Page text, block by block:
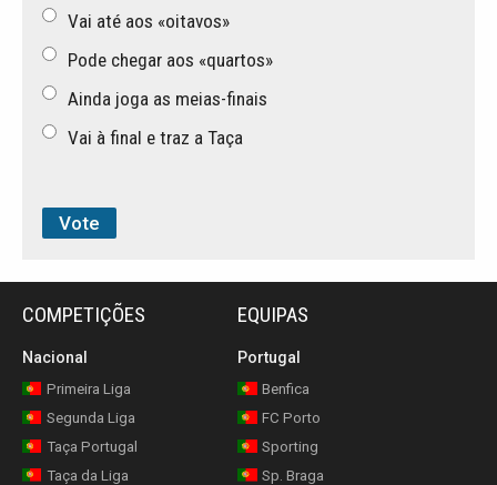
Vai até aos «oitavos»
Pode chegar aos «quartos»
Ainda joga as meias-finais
Vai à final e traz a Taça
COMPETIÇÕES
Nacional
Primeira Liga
Segunda Liga
Taça Portugal
Taça da Liga
EQUIPAS
Portugal
Benfica
FC Porto
Sporting
Sp. Braga